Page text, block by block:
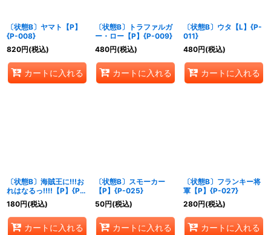
〔状態B〕ヤマト【P】
{P-008}
820円(税込)
カートに入れる
〔状態B〕トラファルガ
ー・ロー【P】{P-009}
480円(税込)
カートに入れる
〔状態B〕ウタ【L】{P-
011}
480円(税込)
カートに入れる
〔状態B〕海賊王に!!!お
れはなるっ!!!!【P】{P-
024}
180円(税込)
カートに入れる
〔状態B〕スモーカー
【P】{P-025}
50円(税込)
カートに入れる
〔状態B〕フランキー将
軍【P】{P-027}
280円(税込)
カートに入れる